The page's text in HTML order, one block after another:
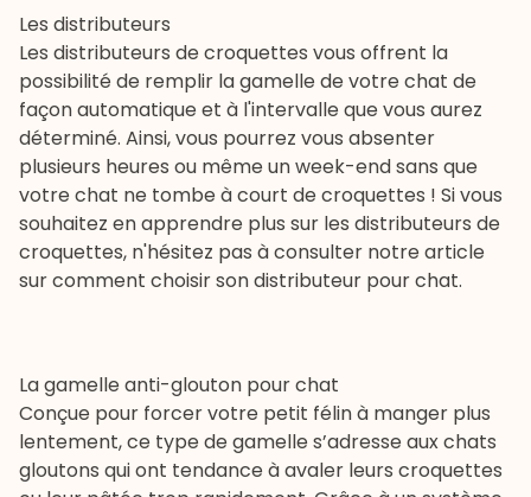
Les distributeurs
Les distributeurs de croquettes vous offrent la
possibilité de remplir la gamelle de votre chat de
façon automatique et à l'intervalle que vous aurez
déterminé. Ainsi, vous pourrez vous absenter
plusieurs heures ou même un week-end sans que
votre chat ne tombe à court de croquettes ! Si vous
souhaitez en apprendre plus sur les distributeurs de
croquettes, n'hésitez pas à consulter notre article
surcomment choisir son distributeur pour chat.
La gamelle anti-glouton pour chat
Conçue pour forcer votre petit félin à manger plus
lentement, ce type de gamelle s’adresse aux chats
gloutons qui ont tendance à avaler leurs croquettes